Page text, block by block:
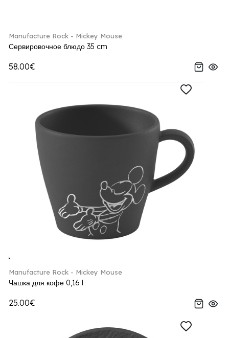
Manufacture Rock - Mickey Mouse
Сервировочное блюдо 35 cm
58.00€
Manufacture Rock - Mickey Mouse
Чашка для кофе 0,16 l
25.00€